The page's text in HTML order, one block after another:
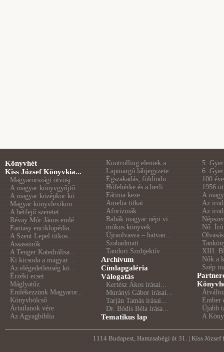
Könyvhét
Kiss József Könyvkia...
Magyarországi ötvösj...
A magyar könyvgyűjtő...
A magyar középkor kö...
Magyar könyvlexikon
A hétfejű szeretet
Révay Mór János emlé...
Fantasy enciklopédia...
A Szent Lepel titkos...
Assassinók
A Tenger Katedrálisa...
Ki kicsoda a magyar ...
Az elégedetlenség kö...
Érzéki ecset
Máglyatűz
Emlékezzünk Magyaror...
Könyvbölcső
Ártatlanok vére
Az Agyagbiblia
Kontrolling elemek a...
Lapmargó lábjegyzete...
Égszakadás, földindu...
Hófehérke és a berli...
Fátima keze
Amelia titkai
Aforizmák
Babák magyar népi vi...
mókus könyvek
Újraolvasva – hatvan...
Szabadmatt
Tandori Szubjektív
Archívum
Címlapgaléria
Válogatás
Kertész Ákos írásai...
Murányi Gábor írásai...
Tarján Tamás írásai...
Dr. Bódis Béla írása...
Tematikus lap
5.
6.
100
1956
A
Az
Az
Nő.
XIII.
Nők a
Szép
Ember
Újabb
A
1114 Budapest, Hamzsabégi út 31. | Kiss